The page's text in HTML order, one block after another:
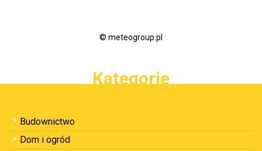
© meteogroup.pl
Kategorie
Budownictwo
Dom i ogród